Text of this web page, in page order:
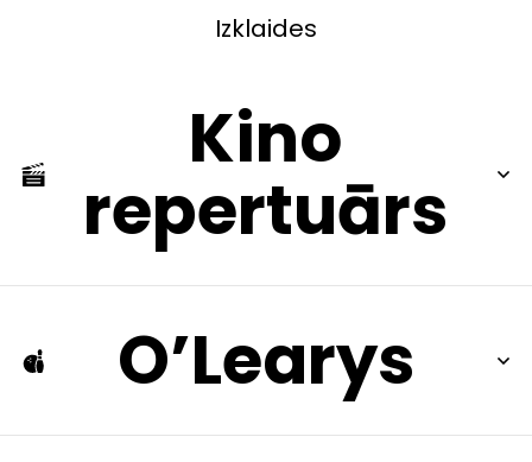
Izklaides
Kino
repertuārs
O’Learys